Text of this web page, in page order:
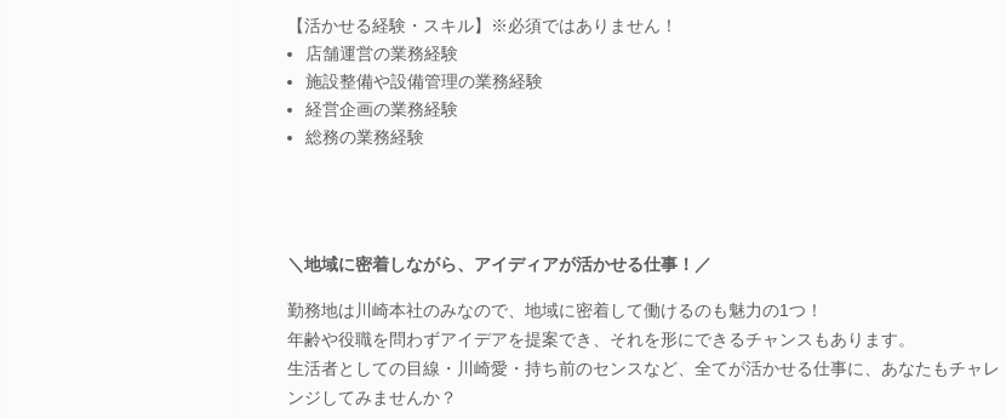
【活かせる経験・スキル】※必須ではありません！
店舗運営の業務経験
施設整備や設備管理の業務経験
経営企画の業務経験
総務の業務経験
＼地域に密着しながら、アイディアが活かせる仕事！／
勤務地は川崎本社のみなので、地域に密着して働けるのも魅力の1つ！
年齢や役職を問わずアイデアを提案でき、それを形にできるチャンスもあります。
生活者としての目線・川崎愛・持ち前のセンスなど、全てが活かせる仕事に、あなたもチャレ
ンジしてみませんか？